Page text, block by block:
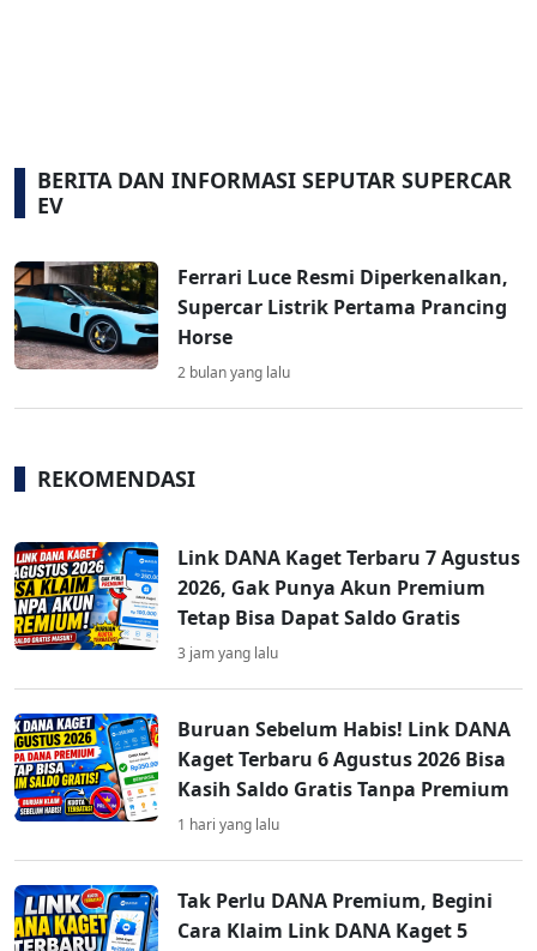
BERITA DAN INFORMASI SEPUTAR SUPERCAR
EV
Ferrari Luce Resmi Diperkenalkan,
Supercar Listrik Pertama Prancing
Horse
2 bulan yang lalu
REKOMENDASI
Link DANA Kaget Terbaru 7 Agustus
2026, Gak Punya Akun Premium
Tetap Bisa Dapat Saldo Gratis
3 jam yang lalu
Buruan Sebelum Habis! Link DANA
Kaget Terbaru 6 Agustus 2026 Bisa
Kasih Saldo Gratis Tanpa Premium
1 hari yang lalu
Tak Perlu DANA Premium, Begini
Cara Klaim Link DANA Kaget 5